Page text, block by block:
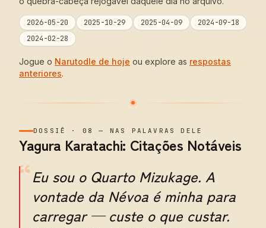
2026-05-20 2025-10-29 2025-04-09
2024-09-18
2024-02-28
Jogue o Narutodle de hoje ou explore as respostas
anteriores.
DOSSIÊ · 08 — NAS PALAVRAS DELE
Yagura Karatachi: Citações Notáveis
“Eu sou o Quarto Mizukage. A
vontade da Névoa é minha para
carregar — custe o que custar.